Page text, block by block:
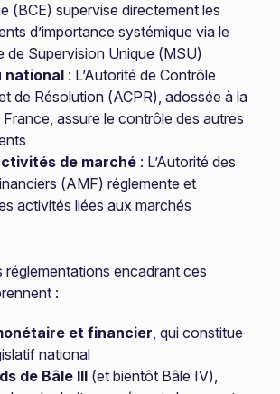
(BCE) supervise directement les
d’importance systémique via le
de Supervision Unique (MSU)
national : L’Autorité de Contrôle
de Résolution (ACPR), adossée à la
assure le contrôle des autres
de marché : L’Autorité des
(AMF) réglemente et
activités liées aux marchés
réglementations encadrant ces
:
et financier, qui constitue
national
de Bâle III (et bientôt Bâle IV),